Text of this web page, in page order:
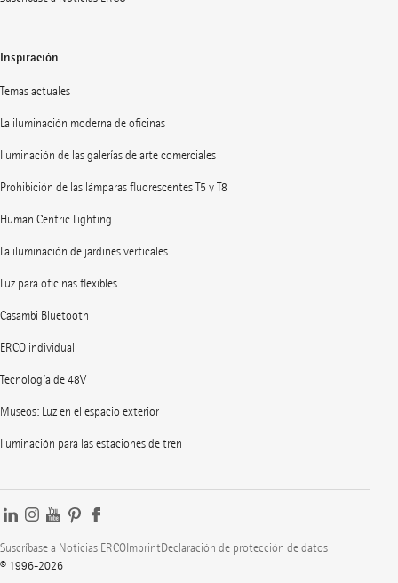
Inspiración
Temas actuales
La iluminación moderna de oficinas
Iluminación de las galerías de arte comerciales
Prohibición de las lámparas fluorescentes T5 y T8
Human Centric Lighting
La iluminación de jardines verticales
Luz para oficinas flexibles
Casambi Bluetooth
ERCO individual
Tecnología de 48V
Museos: Luz en el espacio exterior
Iluminación para las estaciones de tren
Suscríbase a Noticias ERCOImprintDeclaración de protección de datos
© 1996-2026